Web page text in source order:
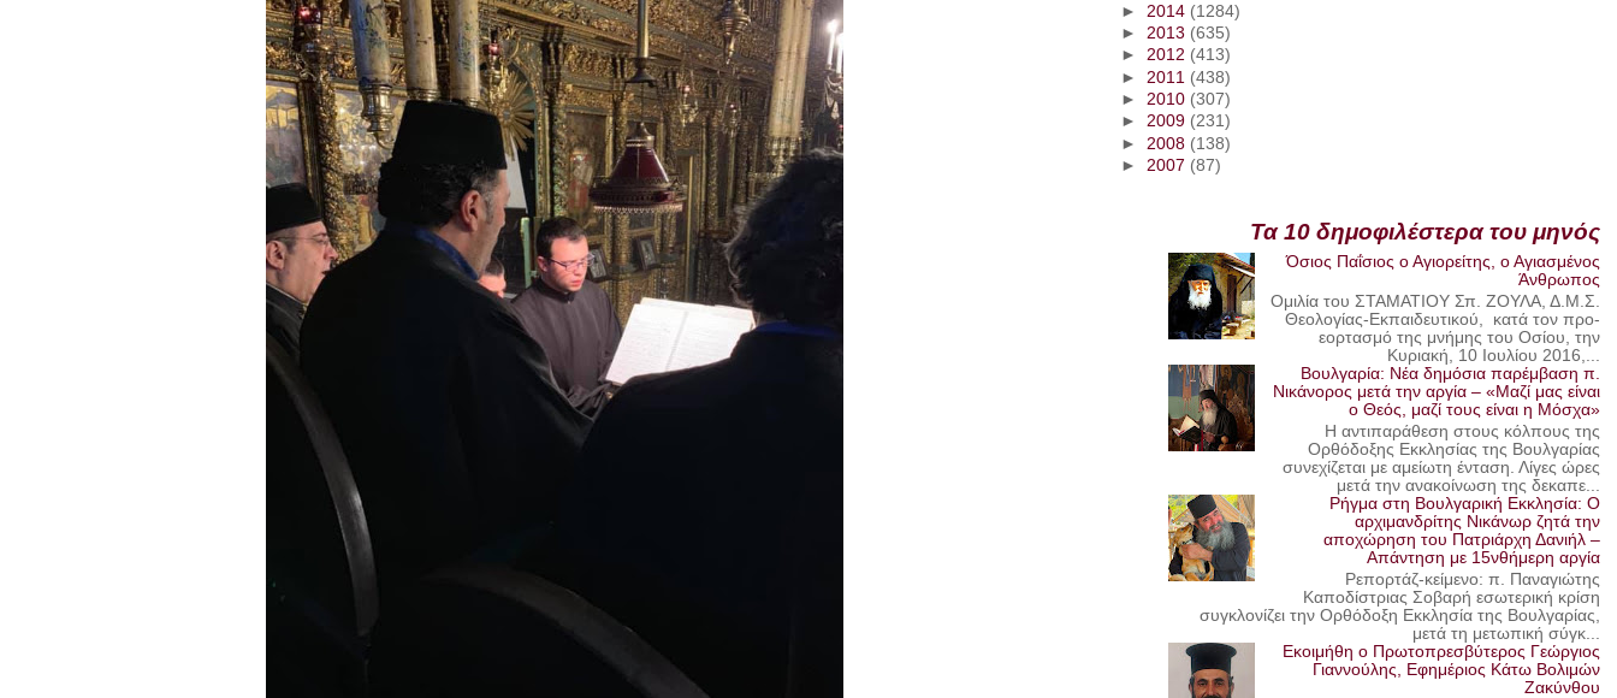
► 2014 (1284)
► 2013 (635)
►2012 (413)
► 2011 (438)
►2010 (307)
►2009 (231)
► 2008 (138)
►2007 (87)
Τα 10 δημοφιλέστερα του μηνός
Όσιος Παΐσιος ο Αγιορείτης, ο Αγιασμένος
Άνθρωπος
Ομιλία του ΣΤΑΜΑΤΙΟΥ Σπ. ΖΟΥΛΑ, Δ.Μ.Σ.
Θεολογίας-Εκπαιδευτικού, κατά τον προ-
εορτασμό της μνήμης του Οσίου, την
Κυριακή, 10 Ιουλίου 2016,...
Βουλγαρία: Νέα δημόσια παρέμβαση π.
Νικάνορος μετά την αργία – «Μαζί μας είναι
ο Θεός, μαζί τους είναι η Μόσχα»
Η αντιπαράθεση στους κόλπους της
Ορθόδοξης Εκκλησίας της Βουλγαρίας
συνεχίζεται με αμείωτη ένταση. Λίγες ώρες
μετά την ανακοίνωση της δεκαπε...
Ρήγμα στη Βουλγαρική Εκκλησία: Ο
αρχιμανδρίτης Νικάνωρ ζητά την
αποχώρηση του Πατριάρχη Δανιήλ –
Απάντηση με 15νθήμερη αργία
Ρεπορτάζ-κείμενο: π. Παναγιώτης
Καποδίστριας Σοβαρή εσωτερική κρίση
συγκλονίζει την Ορθόδοξη Εκκλησία της Βουλγαρίας,
μετά τη μετωπική σύγκ...
Εκοιμήθη ο Πρωτοπρεσβύτερος Γεώργιος
Γιαννούλης, Εφημέριος Κάτω Βολιμών
Ζακύνθου